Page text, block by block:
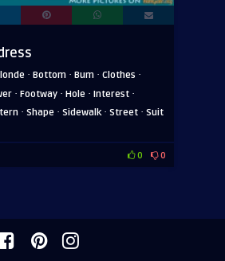
· Bottom · Bum · Clothes ·
· Footway · Hole · Interest ·
· Shape · Sidewalk· Street · Suit
0 0